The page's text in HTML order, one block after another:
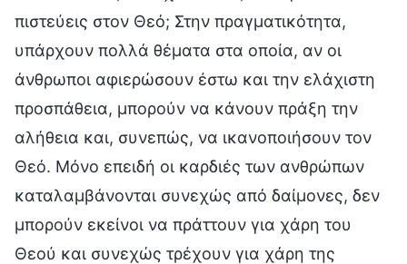
πιστεύεις στον Θεό; Στην πραγματικότητα,
υπάρχουν πολλά θέματα στα οποία, αν οι
άνθρωποι αφιερώσουν έστω και την ελάχιστη
προσπάθεια, μπορούν να κάνουν πράξη την
αλήθεια και, συνεπώς, να ικανοποιήσουν τον
Θεό. Μόνο επειδή οι καρδιές των ανθρώπων
καταλαμβάνονται συνεχώς από δαίμονες, δεν
μπορούν εκείνοι να πράττουν για χάρη του
Θεού και συνεχώς τρέχουν για χάρη της